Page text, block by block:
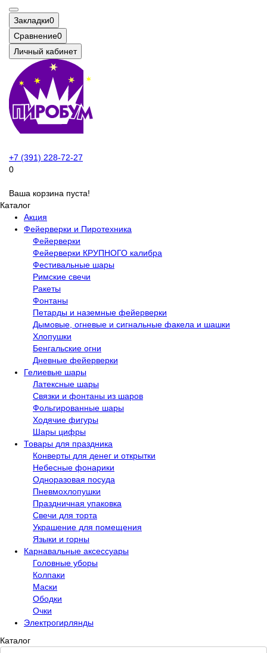
Закладки0
Сравнение0
Личный кабинет
+7 (391) 228-72-27
0
Ваша корзина пуста!
Каталог
Акция
Фейерверки и Пиротехника
Фейерверки
Фейерверки КРУПНОГО калибра
Фестивальные шары
Римские свечи
Ракеты
Фонтаны
Петарды и наземные фейерверки
Дымовые, огневые и сигнальные факела и шашки
Хлопушки
Бенгальские огни
Дневные фейерверки
Гелиевые шары
Латексные шары
Связки и фонтаны из шаров
Фольгированные шары
Ходячие фигуры
Шары цифры
Товары для праздника
Конверты для денег и открытки
Небесные фонарики
Одноразовая посуда
Пневмохлопушки
Праздничная упаковка
Свечи для торта
Украшение для помещения
Языки и горны
Карнавальные аксессуары
Головные уборы
Колпаки
Маски
Ободки
Очки
Электрогирлянды
Каталог